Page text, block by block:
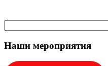
Наши мероприятия